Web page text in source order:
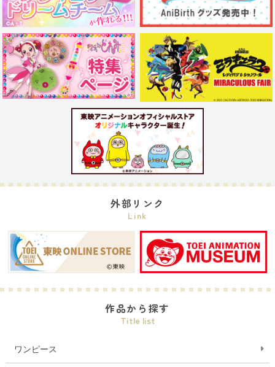
外部リンク
Link
作品から探す
Title list
ワンピース